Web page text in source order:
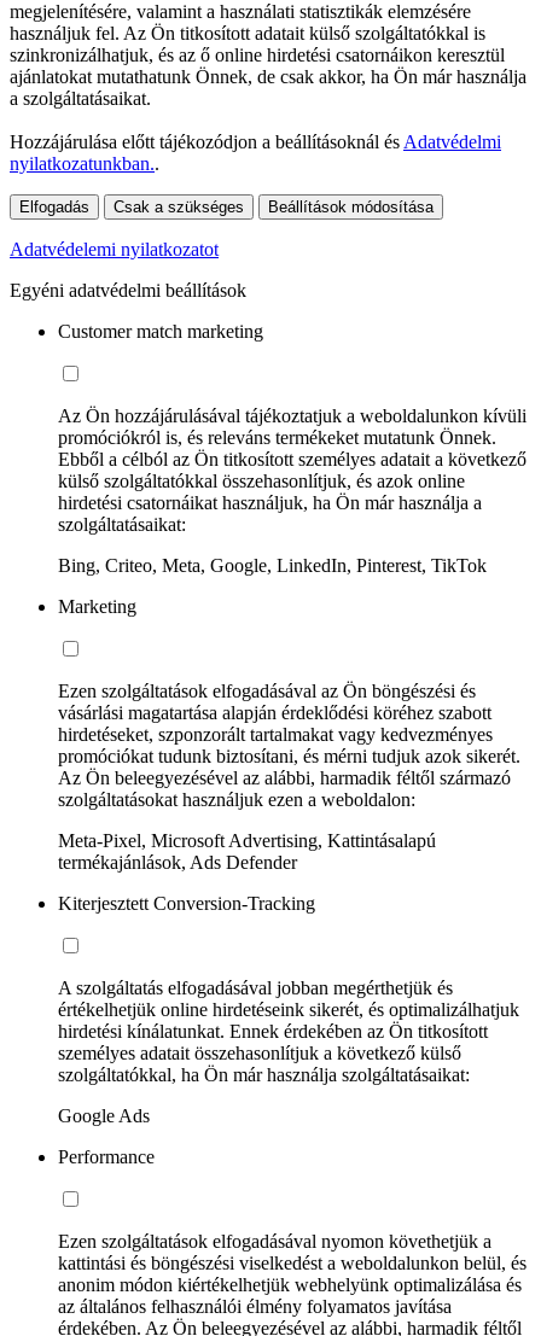
megjelenítésére, valamint a használati statisztikák elemzésére
használjuk fel. Az Ön titkosított adatait külső szolgáltatókkal is
szinkronizálhatjuk, és az ő online hirdetési csatornáikon keresztül
ajánlatokat mutathatunk Önnek, de csak akkor, ha Ön már használja
a szolgáltatásaikat.
Hozzájárulása előtt tájékozódjon a beállításoknál és Adatvédelmi
nyilatkozatunkban..
Elfogadás Csak a szükséges Beállítások módosítása
Adatvédelemi nyilatkozatot
Egyéni adatvédelmi beállítások
Customer match marketing
Az Ön hozzájárulásával tájékoztatjuk a weboldalunkon kívüli
promóciókról is, és releváns termékeket mutatunk Önnek.
Ebből a célból az Ön titkosított személyes adatait a következő
külső szolgáltatókkal összehasonlítjuk, és azok online
hirdetési csatornáikat használjuk, ha Ön már használja a
szolgáltatásaikat:
Bing, Criteo, Meta, Google, LinkedIn, Pinterest, TikTok
Marketing
Ezen szolgáltatások elfogadásával az Ön böngészési és
vásárlási magatartása alapján érdeklődési köréhez szabott
hirdetéseket, szponzorált tartalmakat vagy kedvezményes
promóciókat tudunk biztosítani, és mérni tudjuk azok sikerét.
Az Ön beleegyezésével az alábbi, harmadik féltől származó
szolgáltatásokat használjuk ezen a weboldalon:
Meta-Pixel, Microsoft Advertising, Kattintásalapú
termékajánlások, Ads Defender
Kiterjesztett Conversion-Tracking
A szolgáltatás elfogadásával jobban megérthetjük és
értékelhetjük online hirdetéseink sikerét, és optimalizálhatjuk
hirdetési kínálatunkat. Ennek érdekében az Ön titkosított
személyes adatait összehasonlítjuk a következő külső
szolgáltatókkal, ha Ön már használja szolgáltatásaikat:
Google Ads
Performance
Ezen szolgáltatások elfogadásával nyomon követhetjük a
kattintási és böngészési viselkedést a weboldalunkon belül, és
anonim módon kiértékelhetjük webhelyünk optimalizálása és
az általános felhasználói élmény folyamatos javítása
érdekében. Az Ön beleegyezésével az alábbi, harmadik féltől